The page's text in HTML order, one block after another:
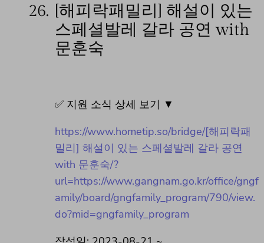
26. [해피락패밀리] 해설이 있는
스페셜발레 갈라 공연 with
문훈숙
✅ 지원 소식 상세 보기 ▼
https://www.hometip.so/bridge/[해피락패
밀리] 해설이 있는 스페셜발레 갈라 공연
with 문훈숙/?
url=https://www.gangnam.go.kr/office/gngf
amily/board/gngfamily_program/790/view.
do?mid=gngfamily_program